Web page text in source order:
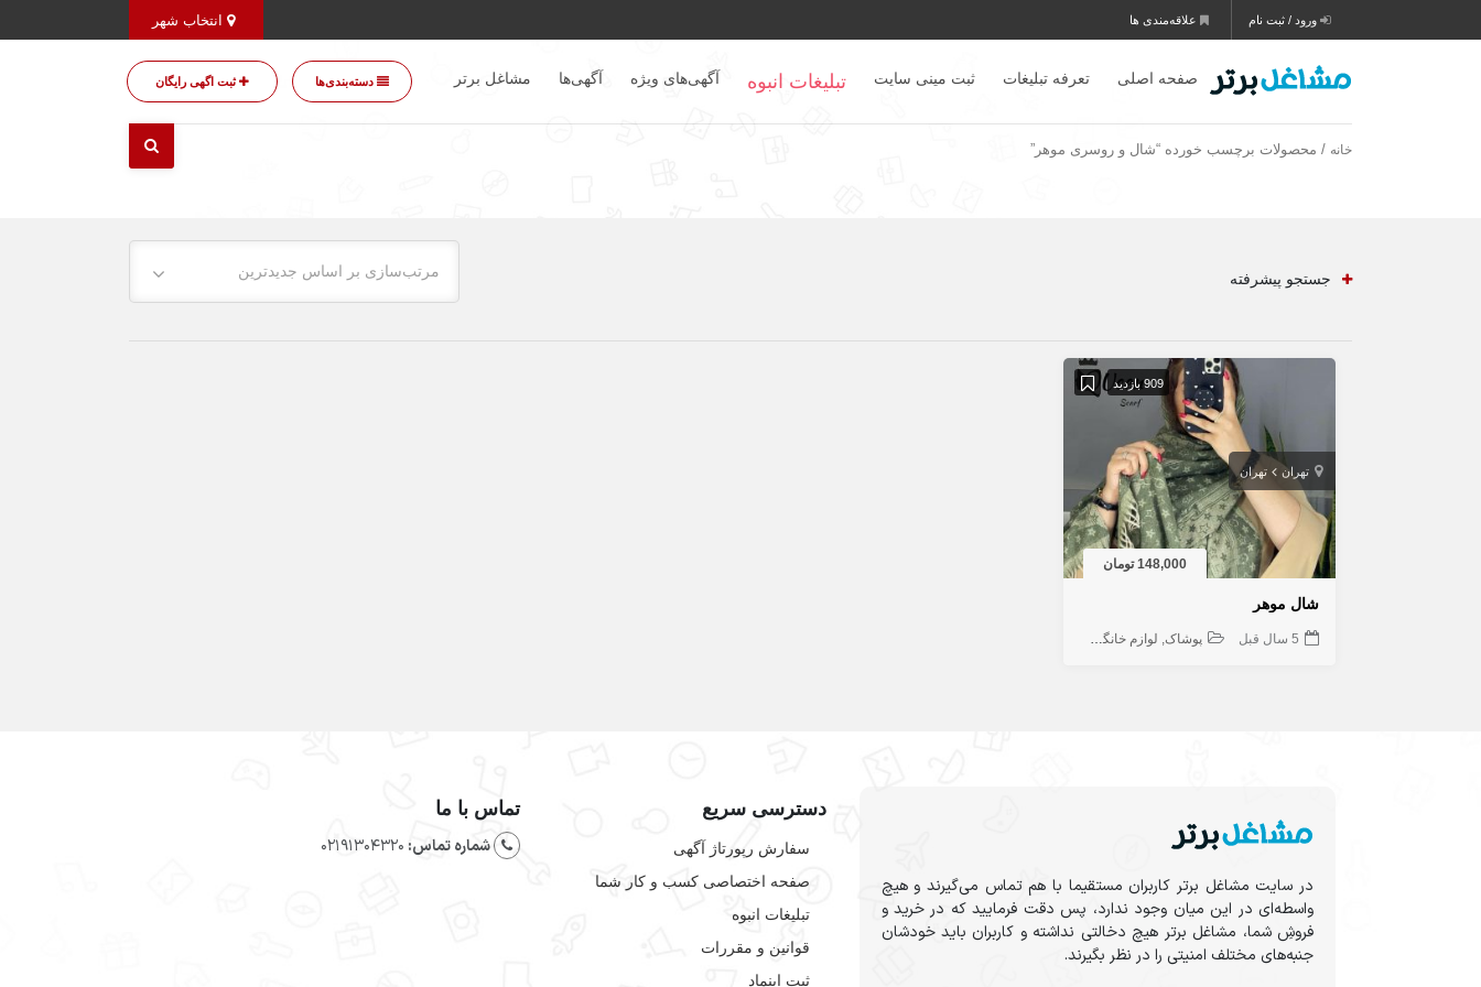
ورود / ثبت نام علاقه‌مندی ها
صفحه اصلی تعرفه تبلیغات ثبت مینی سایت تبلیغات انبوه آگهی‌های ویژه آگهی‌ها مشاغل برتر دسته‌بندی‌ها ثبت اگهی رایگان
خانه / محصولات برچسب خورده “شال و روسری موهر”
مرتب‌سازی بر اساس جدیدترین جستجو پیشرفته
909 بازدید
تهران تهران
148,000 تومان
شال موهر
5 سال قبل پوشاک لوازم خانگی و شخصی
در سایت مشاغل برتر کاربران مستقیما با هم تماس می‌گیرند و هیچ
واسطه‌ای در این میان وجود ندارد، پس دقت فرمایید که در خرید و
فروشِ شما، مشاغل برتر هیچ دخالتی نداشته و کاربران باید خودشان
جنبه‌های مختلف امنیتی را در نظر بگیرند.
دسترسی سریع
سفارش رپورتاژ آگهی
صفحه اختصاصی کسب و کار شما
تبلیغات انبوه
قوانین و مقررات
ثبت اینماد
تماس با ما
شماره تماس: 02191304320